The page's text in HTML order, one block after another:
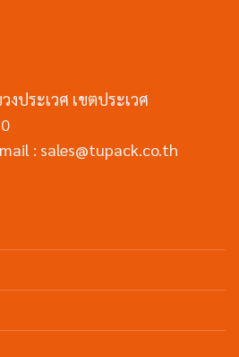
ประเวศ เขตประเวศ
: sales@tupack.co.th